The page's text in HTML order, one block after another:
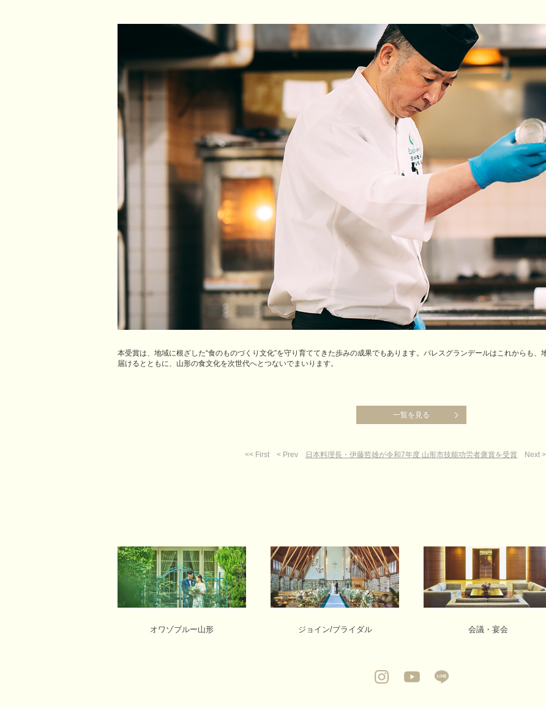
本受賞は、地域に根ざした“食のものづくり文化”を守り育ててきた歩みの成果でもあります。パレスグランデールはこれからも
届けるとともに、山形の食文化を次世代へとつないでまいります。
一覧を見る
一覧を見る
<< First < Prev 日本料理長・伊藤哲雄が令和7年度 山形市技能功労者褒賞を受賞 Next >
オワゾブルー山形 ジョイン/ブライダル 会議・宴会